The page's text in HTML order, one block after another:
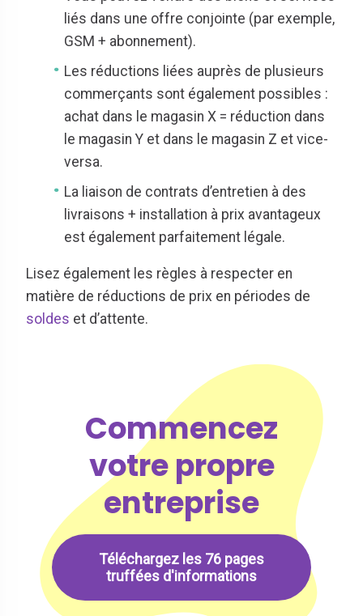
liés dans une offre conjointe (par exemple,
GSM + abonnement).
Les réductions liées auprès de plusieurs
commerçants sont également possibles :
achat dans le magasin X = réduction dans
le magasin Y et dans le magasin Z et vice-
versa.
La liaison de contrats d’entretien à des
livraisons + installation à prix avantageux
est également parfaitement légale.
Lisez également les règles à respecter en
matière de réductions de prix en périodes de
soldes et d’attente.
Commencez
votre propre
entreprise
Téléchargez les 76 pages
truffées d'informations